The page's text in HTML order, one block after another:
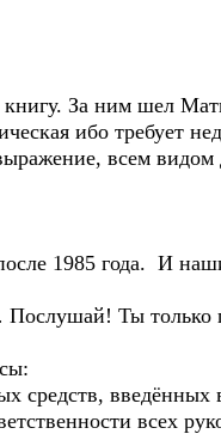
За ним шел
ибо требует
всем видом
1985 года. И наши
Ты только
введённых в
всех